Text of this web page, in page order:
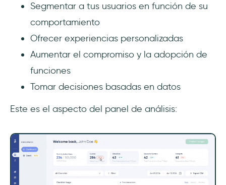
Segmentar a tus usuarios en función de su
comportamiento
Ofrecer experiencias personalizadas
Aumentar el compromiso y la adopción de
funciones
Tomar decisiones basadas en datos
Este es el aspecto del panel de análisis: